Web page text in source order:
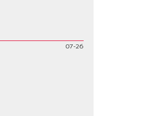
07-26